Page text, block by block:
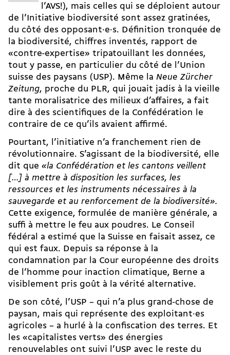
l’AVS!), mais celles qui se déploient autour
de l’Initiative biodiversité sont assez gratinées,
du côté des opposant·e·s. Définition tronquée de
la biodiversité, chiffres inventés, rapport de
«contre-expertise» tripatouillant les données,
tout y passe, en particulier du côté de l’Union
suisse des paysans (USP). Même la Neue Zürcher
Zeitung, proche du PLR, qui jouait jadis à la vieille
tante moralisatrice des milieux d’affaires, a fait
dire à des scientifiques de la Confédération le
contraire de ce qu’ils avaient affirmé.
Pourtant, l’initiative n’a franchement rien de
révolutionnaire. S’agissant de la biodiversité, elle
dit que «la Confédération et les cantons veillent
[…] à mettre à disposition les surfaces, les
ressources et les instruments nécessaires à la
sauvegarde et au renforcement de la biodiversité».
Cette exigence, formulée de manière générale, a
suffi à mettre le feu aux poudres. Le Conseil
fédéral a estimé que la Suisse en faisait assez, ce
qui est faux. Depuis sa réponse à la
condamnation par la Cour européenne des droits
de l’homme pour inaction climatique, Berne a
visiblement pris goût à la vérité alternative.
De son côté,
l’USP – qui n’a plus grand-chose de
paysan, mais qui représente des exploitant·es
agricoles – a hurlé à la confiscation des terres. Et
les «capitalistes verts» des énergies
renouvelables ont suivi l’USP avec le reste du